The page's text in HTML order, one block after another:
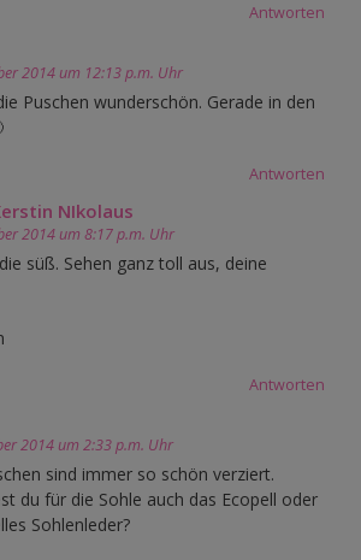
Antworten
2014 um 12:13 p.m. Uhr
Puschen wunderschön. Gerade in den
Antworten
NIkolaus
2014 um 8:17 p.m. Uhr
süß. Sehen ganz toll aus, deine
Antworten
2014 um 2:33 p.m. Uhr
sind immer so schön verziert.
du für die Sohle auch das Ecopell oder
Sohlenleder?